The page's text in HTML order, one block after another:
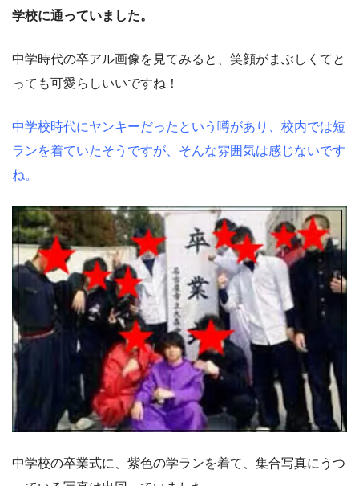
学校に通っていました。
中学時代の卒アル画像を見てみると、笑顔がまぶしくてと
っても可愛らしいいですね！
中学校時代にヤンキーだったという噂があり、校内では短
ランを着ていたそうですが、そんな雰囲気は感じないです
ね。
中学校の卒業式に、紫色の学ランを着て、集合写真にうつ